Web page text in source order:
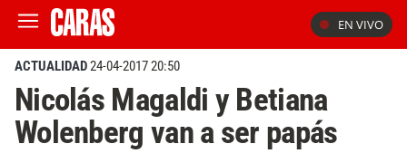
EN VIVO
ACTUALIDAD24-04-2017 20:50
Nicolás Magaldi y Betiana
Wolenberg van a ser papás